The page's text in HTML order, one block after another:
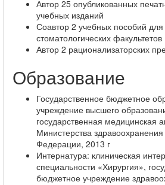
Автор 25 опубликованных
учебных изданий
Соавтор 2 учебных пособий для
стоматологических факультетов
Автор 2 рационализаторских
Образование
Государственное бюджетное
учреждение высшего
государственная медицинская
Министерства здравоохранения
Федерации, 2013 г
Интернатура: клиническая
специальности «Хирургия»,
бюджетное учреждение